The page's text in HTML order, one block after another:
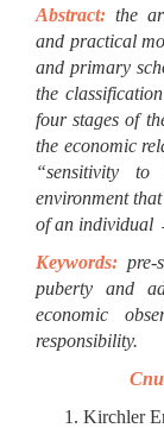
Abstract: the
and practical
and primary
the
four stages of
the economic
“sensitivity
environment
of an individual
Keywords: pre-
puberty and
economic
responsibility.
Kirchler